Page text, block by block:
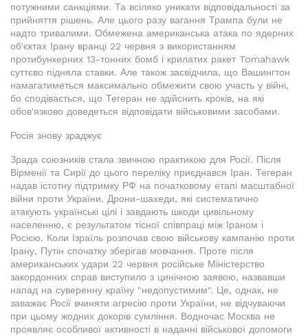
потужними санкціями. Та всіляко уникати відповідальності за
прийняття рішень. Але цього разу вагання Трампа були не
надто тривалими. Обмежена американська атака по ядерних
об'єктах Ірану вранці 22 червня з використанням
протибункерних 13-тонних бомб і крилатих ракет Tomahawk
суттєво підняла ставки. Але також засвідчила, що Вашингтон
намагатиметься максимально обмежити свою участь у війні,
бо сподівається, що Тегеран не здійснить кроків, на які
обов'язково доведеться відповідати військовими засобами.
Росія знову зраджує
Зрада союзників стала звичною практикою для Росії. Після
Вірменії та Сирії до цього переліку приєднався Іран. Тегеран
надав істотну підтримку РФ на початковому етапі масштабної
війни проти України. Дрони-шахеди, які систематично
атакують українські цілі і завдають шкоди цивільному
населенню, є результатом тісної співпраці між Іраном і
Росією. Коли Ізраїль розпочав свою військову кампанію проти
Ірану, Путін спочатку зберігав мовчання. Проте після
американських удари 22 червня російське Міністерство
закордонних справ виступило з цинічною заявою, назвавши
напад на суверенну країну "недопустимим". Це, однак, не
заважає Росії вчиняти агресію проти України, не відчуваючи
при цьому жодних докорів сумління. Водночас Москва не
проявляє особливої активності в наданні військової допомоги